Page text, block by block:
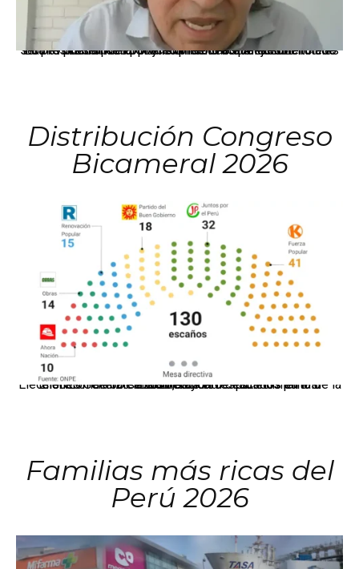
La presidenta Keiko Fujimori informó que la solicitud de indulto presentada por el expresidente Alejandro Toledo será evaluada por la Comisión de Gracias Presidenciales conforme al procedimiento establecido.
Distribución Congreso
Bicameral 2026
El JNE oficializó la distribución de escaños para la elección de 60 senadores y 130 diputados en las Elecciones Generales 2026, tras el restablecimiento de la Bicameralidad.
Familias más ricas del
Perú 2026